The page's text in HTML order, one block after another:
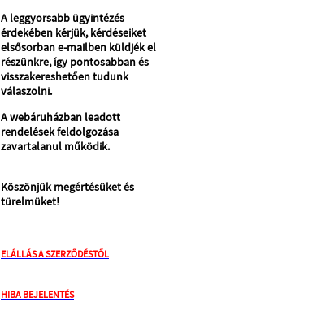
A leggyorsabb ügyintézés
érdekében kérjük, kérdéseiket
elsősorban e-mailben küldjék el
részünkre, így pontosabban és
visszakereshetően tudunk
válaszolni.
A webáruházban leadott
rendelések feldolgozása
zavartalanul működik.
Köszönjük megértésüket és
türelmüket!
ELÁLLÁS A SZERZŐDÉSTŐL
HIBA BEJELENTÉS